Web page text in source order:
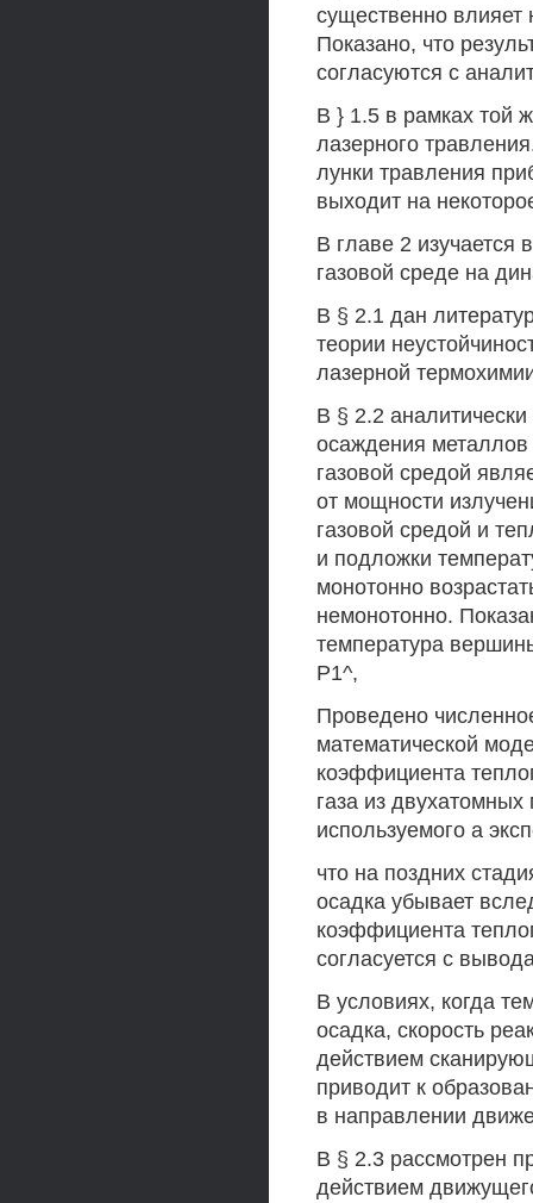
существенно влияет
Показано, что
согласуются с
В } 1.5 в рамках той
лазерного
лунки травления
выходит на
В главе 2 изучается
газовой среде на
В § 2.1 дан
теории
лазерной
В § 2.2
осаждения металлов
газовой средой
от мощности
газовой средой и
и подложки
монотонно
немонотонно.
температура
Р1^,
Проведено
математической
коэффициента
газа из
используемого а
что на поздних
осадка убывает
коэффициента
согласуется с
В условиях, когда
осадка, скорость
действием
приводит к
в направлении
В § 2.3 рассмотрен
действием